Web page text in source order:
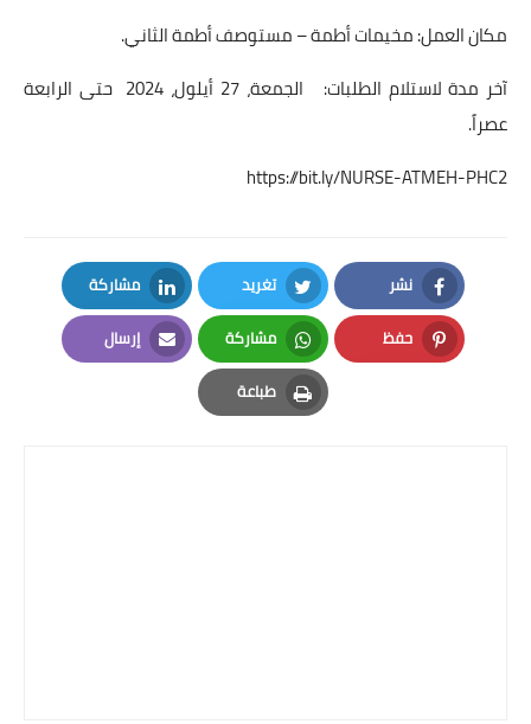
مكان العمل: مخيمات أطمة – مستوصف أطمة الثاني.
آخر مدة لاستلام الطلبات: ‏الجمعة‏، 27‏ أيلول‏، 2024 حتى الرابعة
عصراً.
https://bit.ly/NURSE-ATMEH-PHC2
نشر
Facebook
تغريد
Twitter
مشاركة
LinkedIn
حفظ
Pinterest
مشاركة
Whatsapp
إرسال
Email
طباعة
Print